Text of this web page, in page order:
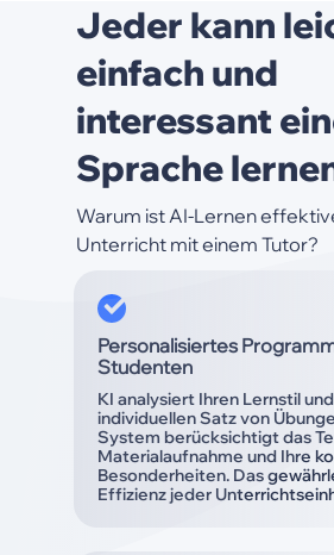
Jeder kann
einfach und
interessant
Sprache
Warum ist AI-Lernen
Unterricht mit einem Tutor?
Personalisiertes
Studenten
KI analysiert Ihren Lernstil
individuellen Satz von
System berücksichtigt das
Materialaufnahme und Ihre
Besonderheiten. Das
Effizienz jeder